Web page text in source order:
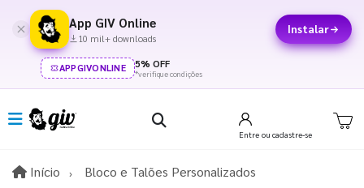
App GIV Online
10 mil+ downloads
Instalar
APPGIVONLINE 5% OFF
*verifique condições
Entre ou cadastre-se
Início InícioBloco e Talões Personalizados